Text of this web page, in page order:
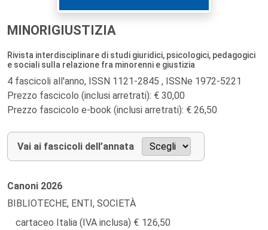
MINORIGIUSTIZIA
Rivista interdisciplinare di studi giuridici, psicologici, pedagogici
e sociali sulla relazione fra minorenni e giustizia
4 fascicoli all'anno, ISSN 1121-2845 , ISSNe 1972-5221
Prezzo fascicolo (inclusi arretrati): € 30,00
Prezzo fascicolo e-book (inclusi arretrati): € 26,50
Vai ai fascicoli dell’annata
Canoni 2026
BIBLIOTECHE, ENTI, SOCIETÀ
cartaceo Italia (IVA inclusa)
126,50